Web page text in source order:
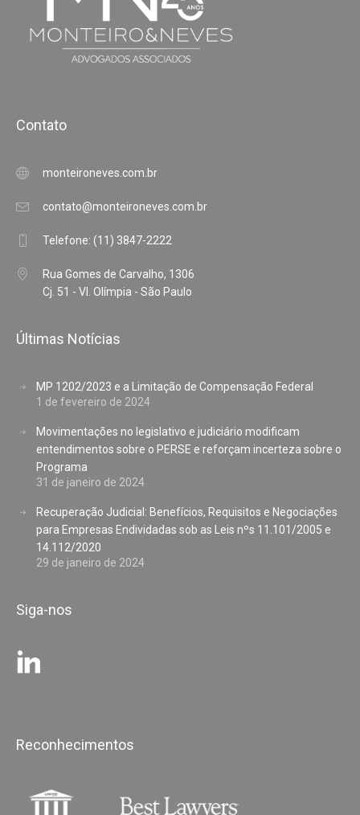
Contato
monteironeves.com.br
contato@monteironeves.com.br
Telefone: (11) 3847-2222
Rua Gomes de Carvalho, 1306
Cj. 51 - Vl. Olímpia - São Paulo
Últimas Notícias
MP 1202/2023 e a Limitação de Compensação Federal
1 de fevereiro de 2024
Movimentações no legislativo e judiciário modificam
entendimentos sobre o PERSE e reforçam incerteza sobre o
Programa
31 de janeiro de 2024
Recuperação Judicial: Benefícios, Requisitos e Negociações
para Empresas Endividadas sob as Leis nºs 11.101/2005 e
14.112/2020
29 de janeiro de 2024
Siga-nos
Reconhecimentos